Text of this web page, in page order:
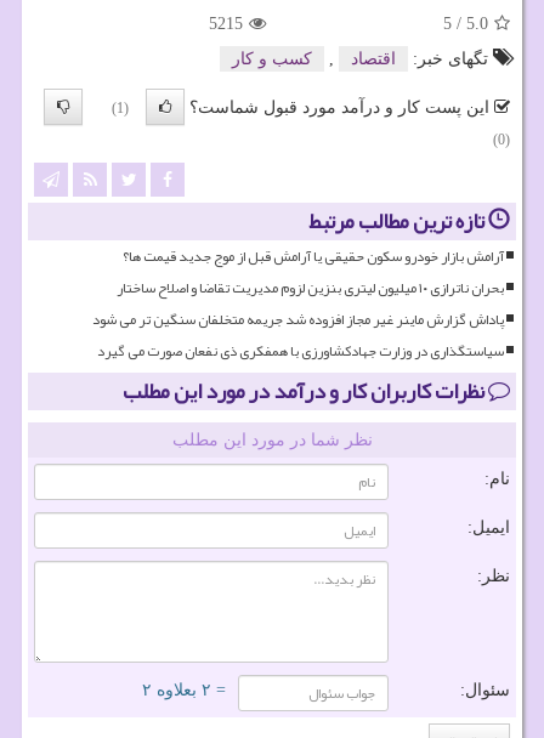
5.0
/
5
5215
تگهای خبر:
اقتصاد , كسب و كار
این پست کار و درآمد مورد قبول شماست؟
(1)
(0)
تازه ترین مطالب مرتبط
آرامش بازار خودرو سکون حقیقی یا آرامش قبل از موج جدید قیمت ها؟
بحران ناترازی ۱۰ میلیون لیتری بنزین لزوم مدیریت تقاضا و اصلاح ساختار
پاداش گزارش ماینر غیر مجاز افزوده شد جریمه متخلفان سنگین تر می شود
سیاستگذاری در وزارت جهادکشاورزی با همفکری ذی نفعان صورت می گیرد
نظرات کاربران کار و درآمد در مورد این مطلب
نظر شما در مورد این مطلب
نام:
ایمیل:
نظر:
سئوال: = ۲ بعلاوه ۲